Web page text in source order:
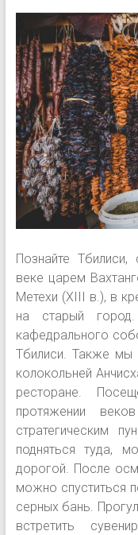
Познайте
веке царем
Метехи (XIII в.), в
на старый
кафедрального
Тбилиси. Также мы
колокольней
ресторане.
протяжении
стратегическим
подняться туда,
дорогой. После
можно спуститься
серных бань.
встретить